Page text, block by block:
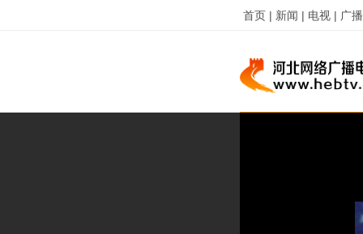
首页 | 新闻 | 电视 | 广